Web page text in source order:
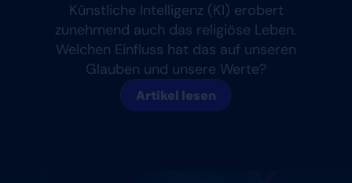
Künstliche Intelligenz (KI) erobert
zunehmend auch das religiöse Leben.
Welchen Einfluss hat das auf unseren
Glauben und unsere Werte?
Artikel lesen